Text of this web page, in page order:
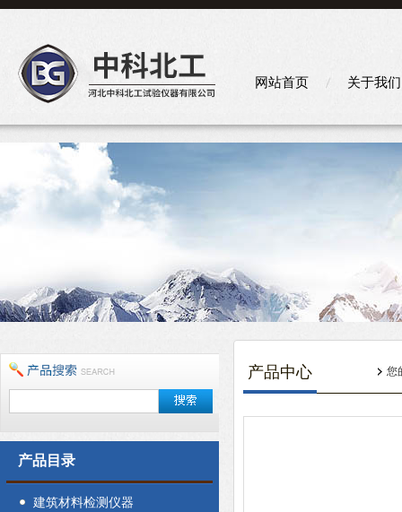
网站首页 关于我们
产品目录
建筑材料检测仪器
产品中心 您